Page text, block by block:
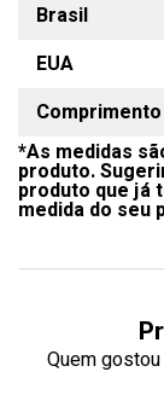
Brasil
EUA
Comprimento
*As medidas
produto.
produto que já
medida do seu
Quem